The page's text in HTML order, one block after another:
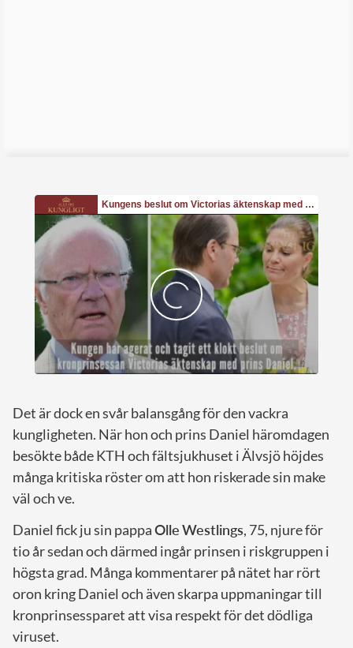
Det är dock en svår balansgång för den vackra
kungligheten. När hon och prins Daniel häromdagen
besökte både KTH och fältsjukhuset i Älvsjö höjdes
många kritiska röster om att hon riskerade sin make
väl och ve.
Daniel fick ju sin pappaOlleWestlings, 75, njure för
tio år sedan och därmed ingår prinsen i riskgruppen i
högsta grad. Många kommentarer på nätet har rört
oron kring Daniel och även skarpa uppmaningar till
kronprinsessparet att visa respekt för det dödliga
viruset.